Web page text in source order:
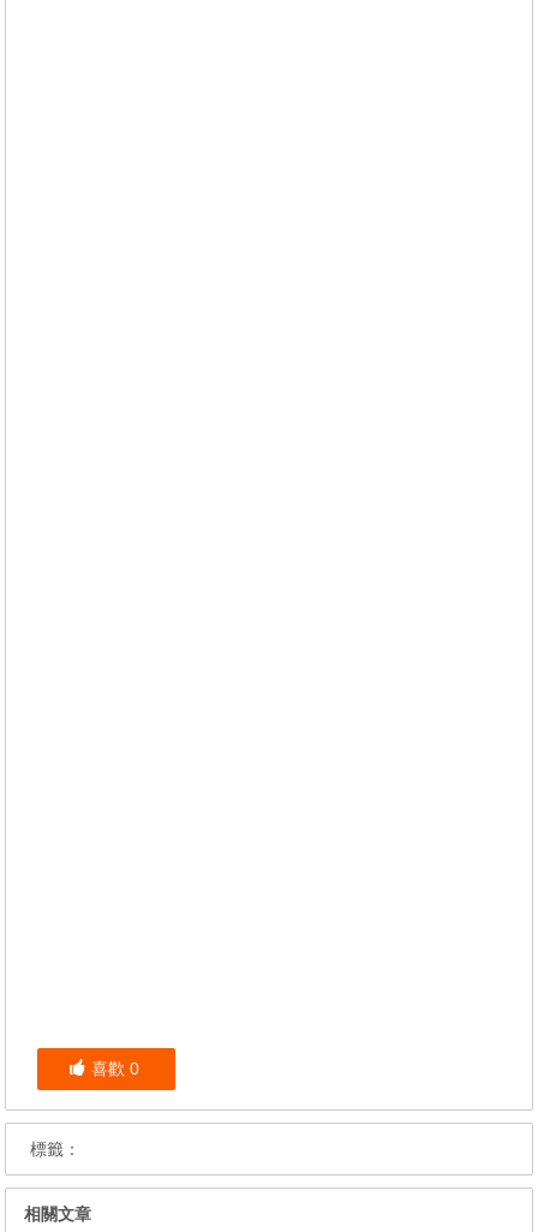
喜歡 0
標籤：
相關文章